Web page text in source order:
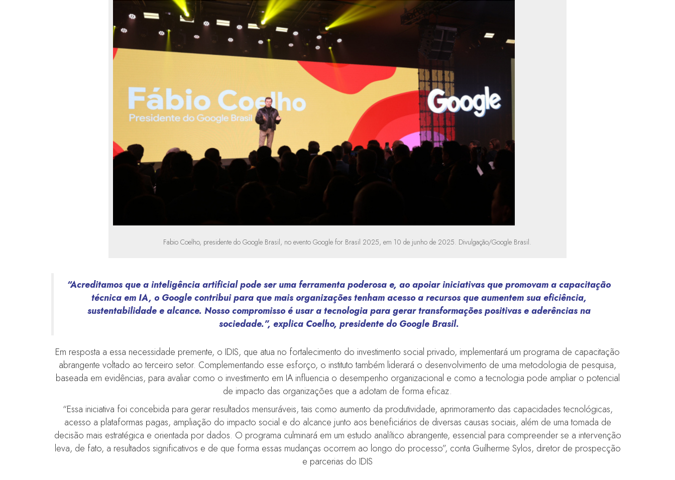
Fabio Coelho, presidente do Google Brasil, no evento Google for Brasil 2025, em 10 de junho de 2025. Divulgação/Google Brasil.
“Acreditamos que a inteligência artificial pode ser uma ferramenta poderosa e, ao apoiar iniciativas que promovam a capacitação
técnica em IA, o Google contribui para que mais organizações tenham acesso a recursos que aumentem sua eficiência,
sustentabilidade e alcance. Nosso compromisso é usar a tecnologia para gerar transformações positivas e aderências na
sociedade.”, explica Coelho, presidente do Google Brasil.
Em resposta a essa necessidade premente, o IDIS, que atua no fortalecimento do investimento social privado, implementará um programa de capacitação
abrangente voltado ao terceiro setor. Complementando esse esforço, o instituto também liderará o desenvolvimento de uma metodologia de pesquisa,
baseada em evidências, para avaliar como o investimento em IA influencia o desempenho organizacional e como a tecnologia pode ampliar o potencial
de impacto das organizações que a adotam de forma eficaz.
“Essa iniciativa foi concebida para gerar resultados mensuráveis, tais como aumento da produtividade, aprimoramento das capacidades tecnológicas,
acesso a plataformas pagas, ampliação do impacto social e do alcance junto aos beneficiários de diversas causas sociais, além de uma tomada de
decisão mais estratégica e orientada por dados. O programa culminará em um estudo analítico abrangente, essencial para compreender se a intervenção
leva, de fato, a resultados significativos e de que forma essas mudanças ocorrem ao longo do processo”, conta Guilherme Sylos, diretor de prospecção
e parcerias do IDIS